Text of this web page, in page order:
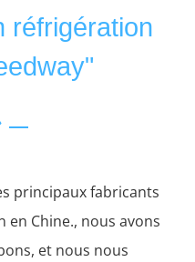
réfrigération
principaux fabricants
Chine., nous avons
et nous nous